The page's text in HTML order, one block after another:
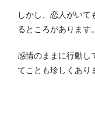
しかし、恋人がいて
るところがあります。
感情のままに行動し
てことも珍しくあり